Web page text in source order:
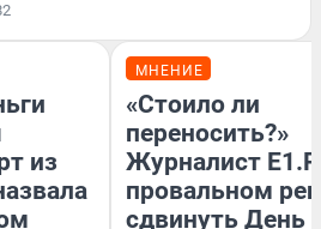
из
МНЕНИЕ
«Стоило ли
переносить?»
Журналист
провальном
сдвинуть День